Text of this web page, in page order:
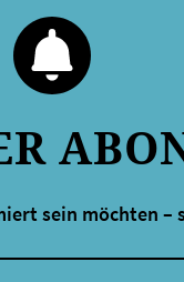
sein möchten